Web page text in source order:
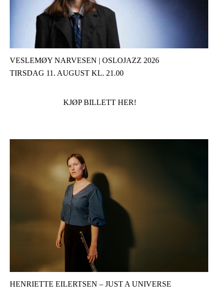
VESLEMØY NARVESEN | OSLOJAZZ 2026
TIRSDAG 11. AUGUST KL. 21.00
KJØP BILLETT HER!
­HENRIETTE EILERTSEN – JUST A UNIVERSE­